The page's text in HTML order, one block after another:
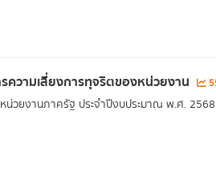
ความเสี่ยงการทุจริตของหน่วยงาน
น่วยงานภาครัฐ ประจำปีงบประมาณ พ.ศ.